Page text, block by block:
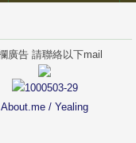
廣告 請聯絡以下mail
About.me / Yealing